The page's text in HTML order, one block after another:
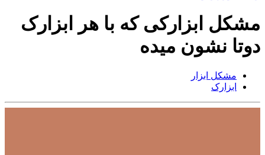
مشکل ابزارکی که با هر ابزارک
دوتا نشون میده
مشکل ابزار
ابزارک